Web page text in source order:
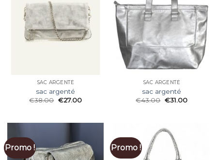
SAC ARGENTÉ
sac argenté
€38.00 €27.00
SAC ARGENTÉ
sac argenté
€43.00 €31.00
Promo ! Promo !